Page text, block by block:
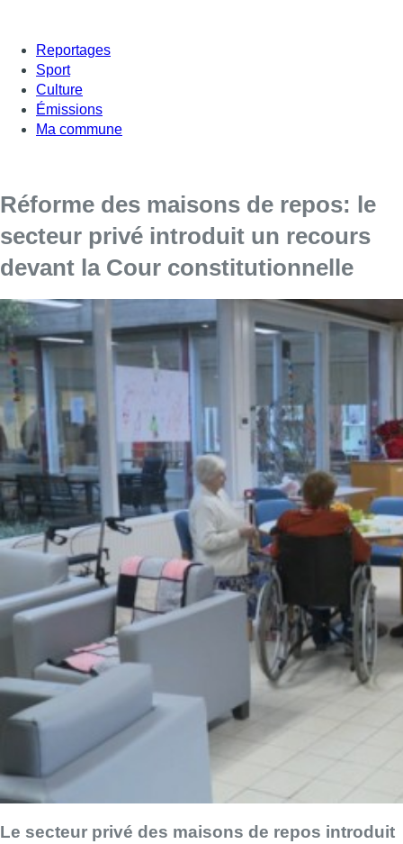
Reportages
Sport
Culture
Émissions
Ma commune
Réforme des maisons de repos: le
secteur privé introduit un recours
devant la Cour constitutionnelle
Le secteur privé des maisons de repos introduit